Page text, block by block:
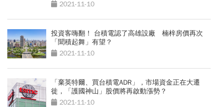
2021-11-10
投資客嗨翻！ 台積電認了高雄設廠 楠梓房價再次
「聞積起舞」有望？
2021-11-10
「棄英特爾、買台積電ADR」，市場資金正在大遷
徙，「護國神山」股價將再啟動漲勢？
2021-11-10